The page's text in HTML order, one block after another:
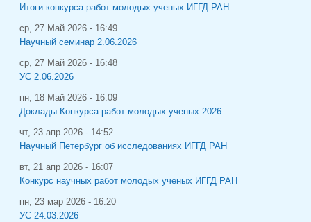
Итоги конкурса работ молодых ученых ИГГД РАН
ср, 27 Май 2026 - 16:49
Научный семинар 2.06.2026
ср, 27 Май 2026 - 16:48
УС 2.06.2026
пн, 18 Май 2026 - 16:09
Доклады Конкурса работ молодых ученых 2026
чт, 23 апр 2026 - 14:52
Научный Петербург об исследованиях ИГГД РАН
вт, 21 апр 2026 - 16:07
Конкурс научных работ молодых ученых ИГГД РАН
пн, 23 мар 2026 - 16:20
УС 24.03.2026